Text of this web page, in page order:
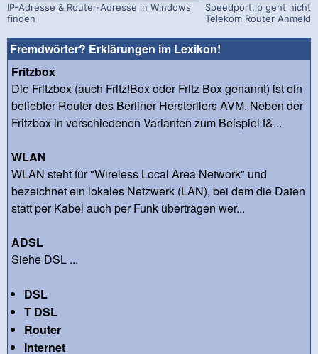
IP-Adresse & Router-Adresse in Windows
finden
Speedport.ip geht nicht:
Telekom Router
Fremdwörter? Erklärungen im Lexikon!
Fritzbox
Die Fritzbox (auch Fritz!Box oder Fritz Box genannt) ist ein
beliebter Router des Berliner Hersterllers AVM. Neben der
Fritzbox in verschiedenen Varianten zum Beispiel f&...
WLAN
WLAN steht für "Wireless Local Area Network" und
bezeichnet ein lokales Netzwerk (LAN), bei dem die Daten
statt per Kabel auch per Funk überträgen wer...
ADSL
Siehe DSL ...
DSL
T DSL
Router
Internet